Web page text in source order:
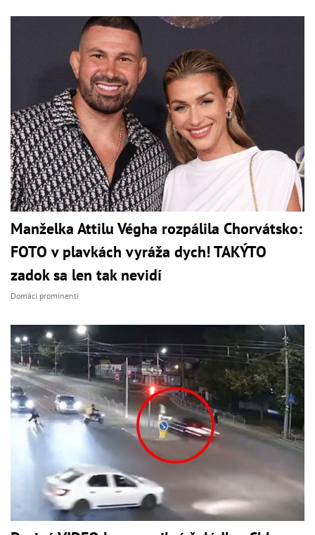
Manželka Attilu Végha rozpálila Chorvátsko:
FOTO v plavkách vyráža dych! TAKÝTO
zadok sa len tak nevidí
Domáci prominenti